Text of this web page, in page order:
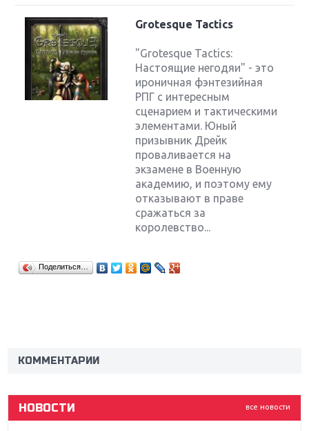
Grotesque Tactics
"Grotesque Tactics:
Настоящие негодяи" - это
ироничная фэнтезийная
РПГ с интересным
сценарием и тактическими
элементами. Юный
призывник Дрейк
проваливается на
экзамене в Военную
академию, и поэтому ему
отказывают в праве
сражаться за
королевство...
Поделиться…
КОММЕНТАРИИ
все новости
НОВОСТИ
Far Cry 5: хвалить нельзя ругать